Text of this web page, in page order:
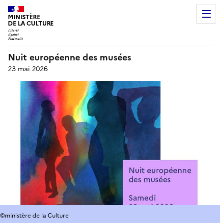
MINISTÈRE
DE LA CULTURE
Nuit européenne des musées
23 mai 2026
©ministère de la Culture